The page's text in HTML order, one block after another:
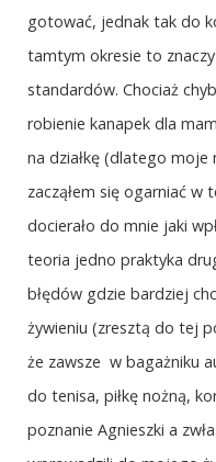
gotować, jednak tak do
tamtym okresie to
standardów. Chociaż
robienie kanapek dla
na działkę (dlatego moje
zacząłem się ogarniać w
docierało do mnie jaki
teoria jedno praktyka
błędów gdzie bardziej
żywieniu (zresztą do tej
że zawsze w bagażniku
do tenisa, piłkę nożną,
poznanie Agnieszki a